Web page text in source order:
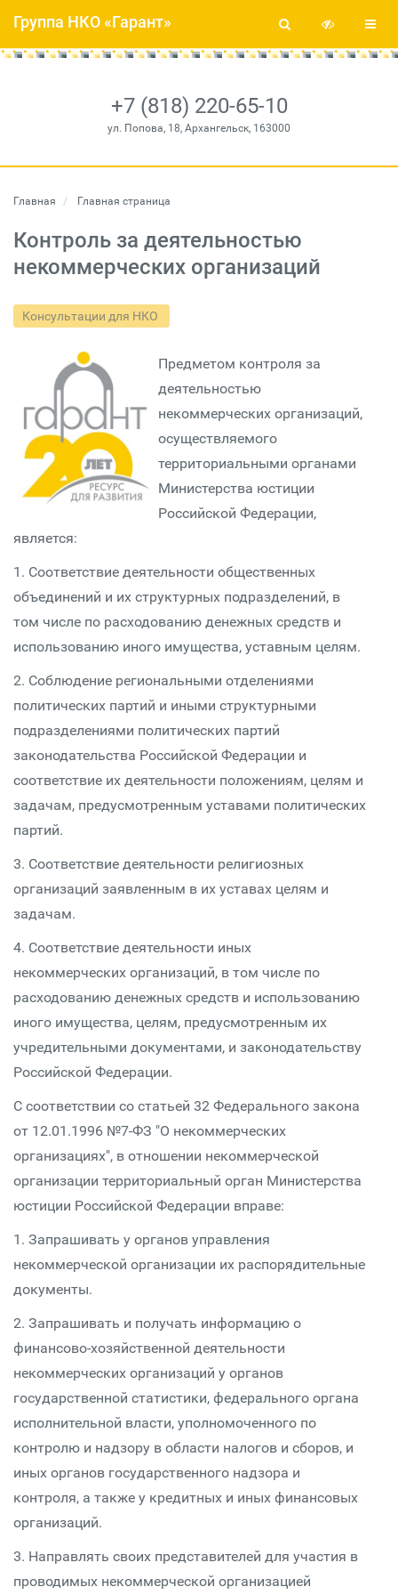
+7 (818) 220-65-10
ул. Попова, 18, Архангельск, 163000
Группа НКО «Гарант»
Главная Главная страница
Контроль за деятельностью
некоммерческих организаций
Консультации для НКО
Предметом контроля за
деятельностью
некоммерческих организаций,
осуществляемого
территориальными органами
Министерства юстиции
Российской Федерации,
является:
1. Соответствие деятельности общественных
объединений и их структурных подразделений, в
том числе по расходованию денежных средств и
использованию иного имущества, уставным целям.
2. Соблюдение региональными отделениями
политических партий и иными структурными
подразделениями политических партий
законодательства Российской Федерации и
соответствие их деятельности положениям, целям и
задачам, предусмотренным уставами политических
партий.
3. Соответствие деятельности религиозных
организаций заявленным в их уставах целям и
задачам.
4. Соответствие деятельности иных
некоммерческих организаций, в том числе по
расходованию денежных средств и использованию
иного имущества, целям, предусмотренным их
учредительными документами, и законодательству
Российской Федерации.
С соответствии со статьей 32 Федерального закона
от 12.01.1996 №7-ФЗ "О некоммерческих
организациях", в отношении некоммерческой
организации территориальный орган Министерства
юстиции Российской Федерации вправе:
1. Запрашивать у органов управления
некоммерческой организации их распорядительные
документы.
2. Запрашивать и получать информацию о
финансово-хозяйственной деятельности
некоммерческих организаций у органов
государственной статистики, федерального органа
исполнительной власти, уполномоченного по
контролю и надзору в области налогов и сборов, и
иных органов государственного надзора и
контроля, а также у кредитных и иных финансовых
организаций.
3. Направлять своих представителей для участия в
проводимых некоммерческой организацией